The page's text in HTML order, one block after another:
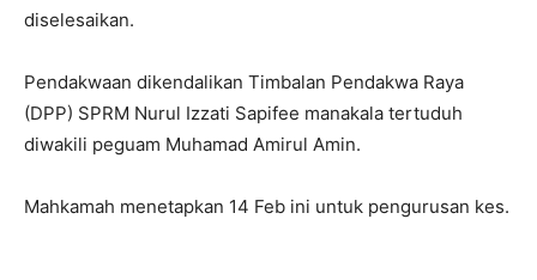
diselesaikan.
Pendakwaan dikendalikan Timbalan Pendakwa Raya
(DPP) SPRM Nurul Izzati Sapifee manakala tertuduh
diwakili peguam Muhamad Amirul Amin.
Mahkamah menetapkan 14 Feb ini untuk pengurusan kes.